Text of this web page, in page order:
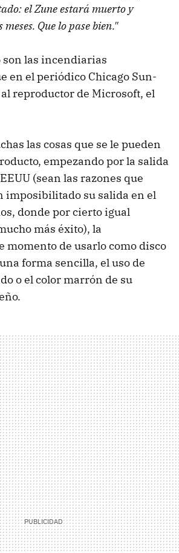
el Zune estará muerto y
Que lo pase bien."
son las incendiarias
en el periódico Chicago Sun-
reproductor de Microsoft, el
las cosas que se le pueden
empezando por la salida
(sean las razones que
imposibilitado su salida en el
donde por cierto igual
más éxito), la
momento de usarlo como disco
forma sencilla, el uso de
o el color marrón de su